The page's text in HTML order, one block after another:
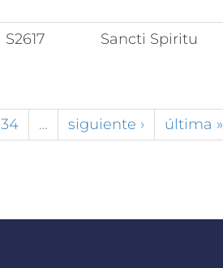
S2617 Sancti Spiritu
34 … siguiente › última »